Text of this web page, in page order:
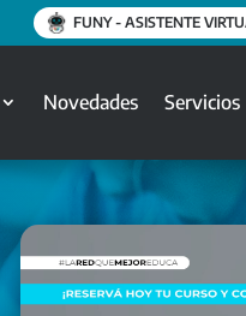
FUNY - ASISTENTE
Novedades Servicios